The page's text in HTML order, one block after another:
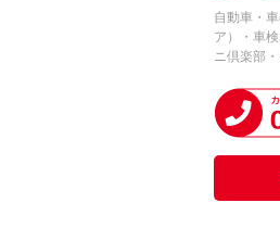
自動車・
ア）・車
ニ倶楽部